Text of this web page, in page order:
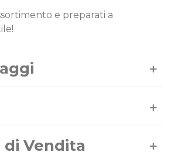
e preparati a
di Vendita